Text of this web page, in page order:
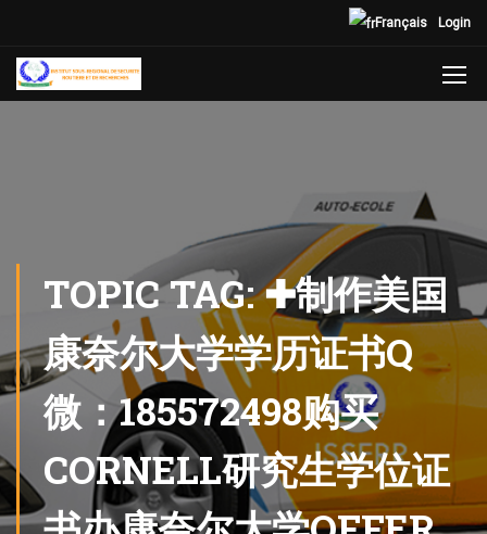
Login
Français
TOPIC TAG: ✚制作美国
康奈尔大学学历证书Q
微：185572498购买
CORNELL研究生学位证